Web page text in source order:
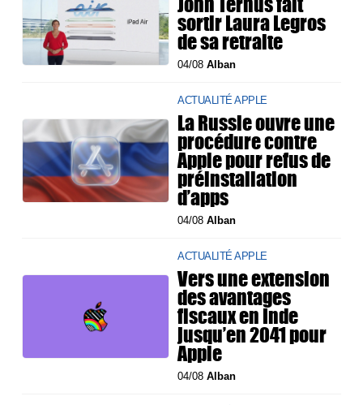
sortir Laura Legros
de sa retraite
04/08Alban
ACTUALITÉ APPLE
La Russie ouvre une
procédure contre
Apple pour refus de
préinstallation
d’apps
04/08Alban
ACTUALITÉ APPLE
Vers une extension
des avantages
fiscaux en Inde
jusqu’en 2041 pour
Apple
04/08Alban